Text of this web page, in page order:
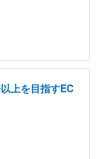
上を目指すEC